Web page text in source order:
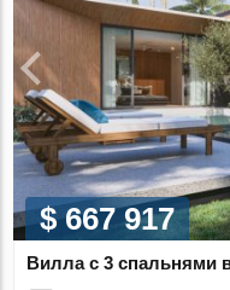
$ 667 917
Вилла с 3 спальнями